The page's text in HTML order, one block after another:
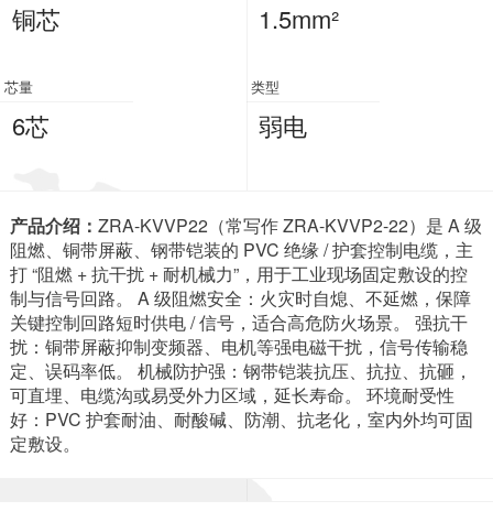
铜芯 1.5mm²
芯量
6芯
类型
弱电
产品介绍： ZRA-KVVP22（常写作 ZRA-KVVP2-22）是 A 级
阻燃、铜带屏蔽、钢带铠装的 PVC 绝缘 / 护套控制电缆，主
打 “阻燃 + 抗干扰 + 耐机械力”，用于工业现场固定敷设的控
制与信号回路。 A 级阻燃安全：火灾时自熄、不延燃，保障
关键控制回路短时供电 / 信号，适合高危防火场景。 强抗干
扰：铜带屏蔽抑制变频器、电机等强电磁干扰，信号传输稳
定、误码率低。 机械防护强：钢带铠装抗压、抗拉、抗砸，
可直埋、电缆沟或易受外力区域，延长寿命。 环境耐受性
好：PVC 护套耐油、耐酸碱、防潮、抗老化，室内外均可固
定敷设。